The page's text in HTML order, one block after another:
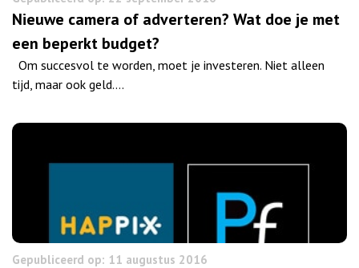
Nieuwe camera of adverteren? Wat doe je met
een beperkt budget?
Om succesvol te worden, moet je investeren. Niet alleen
tijd, maar ook geld.…
Gepubliceerd op: 11 augustus 2016